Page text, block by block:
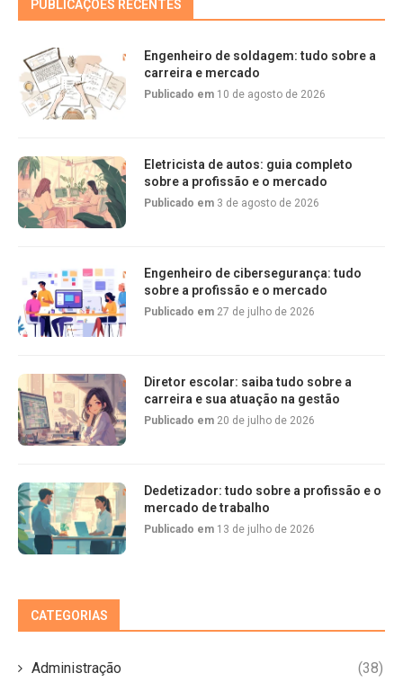
PUBLICAÇÕES RECENTES
Engenheiro de soldagem: tudo sobre a
carreira e mercado
Publicado em 10 de agosto de 2026
Eletricista de autos: guia completo
sobre a profissão e o mercado
Publicado em 3 de agosto de 2026
Engenheiro de cibersegurança: tudo
sobre a profissão e o mercado
Publicado em 27 de julho de 2026
Diretor escolar: saiba tudo sobre a
carreira e sua atuação na gestão
Publicado em 20 de julho de 2026
Dedetizador: tudo sobre a profissão e o
mercado de trabalho
Publicado em 13 de julho de 2026
CATEGORIAS
Administração (38)